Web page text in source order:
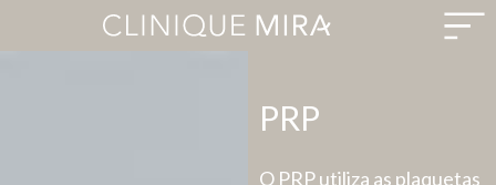
PRP
O PRP utiliza as plaquetas